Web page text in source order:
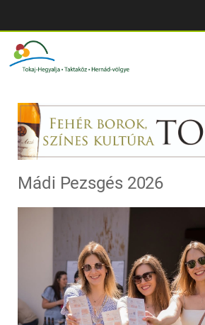
Mádi Pezsgés 2026